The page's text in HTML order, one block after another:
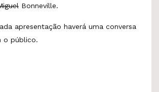
Bonneville.
apresentação haverá uma conversa
o público.